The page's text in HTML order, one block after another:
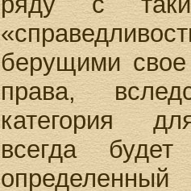
берущими
права,
категория
всегда будет